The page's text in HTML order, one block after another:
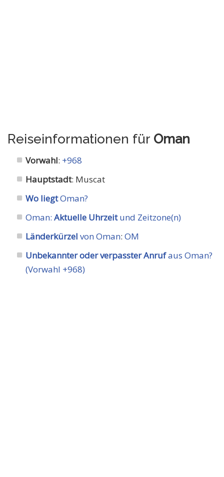
Reiseinformationen für Oman
Vorwahl: +968
Hauptstadt: Muscat
Wo liegtOman?
Oman:Aktuelle Uhrzeitund Zeitzone(n)
Länderkürzel von Oman:OM
Unbekannter oder verpasster Anrufaus Oman?
(Vorwahl +968)